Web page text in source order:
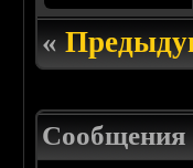
«
Сообщения